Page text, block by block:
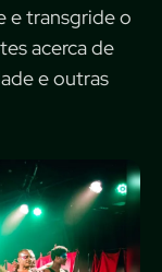
e transgride o
acerca de
e outras